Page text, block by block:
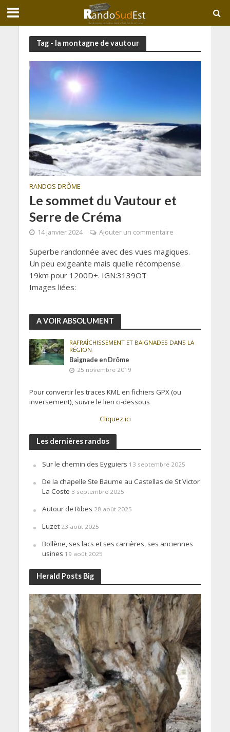
Tag - la montagne de vautour
RANDOS DRÔME
Le sommet du Vautour et
Serre de Créma
14 janvier 2024 Ajouter un commentaire
Superbe randonnée avec des vues magiques.
Un peu exigeante mais quelle récompense.
19km pour 1200D+. IGN:3139OT
Images liées:
A VOIR ABSOLUMENT
RAFRAÎCHISSEMENT ET BAIGNADES DANS LA
RÉGION
Baignade en Drôme
25 novembre 2019
Pour convertir les traces KML en fichiers GPX (ou
inversement), suivre le lien ci-dessous
Cliquez ici
Les dernières randos
Sur le chemin des Eyguiers 13 septembre 2025
De la chapelle Ste Baume au Castellas de St Victor
La Coste 3 septembre 2025
Autour de Ribes 28 août 2025
Luzet 23 août 2025
Bollène, ses lacs et ses carrières, ses anciennes
usines 19 août 2025
Herald Posts Big